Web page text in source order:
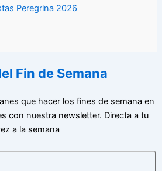
Peregrina 2026
Fin de Semana
que hacer los fines de semana en
con nuestra newsletter. Directa a tu
a la semana